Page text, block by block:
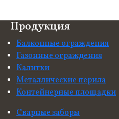
Продукция
Балконные ограждения
Газонные ограждения
Калитки
Металлические перила
Контейнерные площадки
Сварные заборы